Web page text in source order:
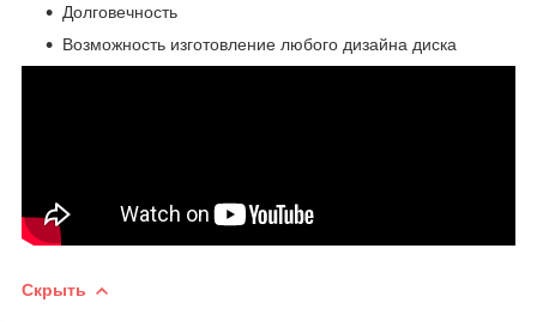
Долговечность
Возможность изготовление любого дизайна диска
Скрыть